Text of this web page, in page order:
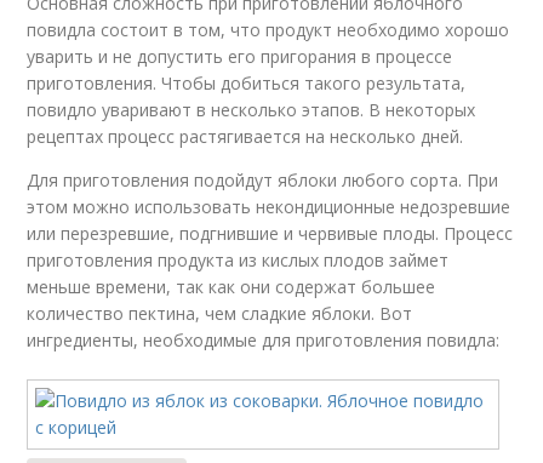
повидла состоит в том, что продукт необходимо хорошо
уварить и не допустить его пригорания в процессе
приготовления. Чтобы добиться такого результата,
повидло уваривают в несколько этапов. В некоторых
рецептах процесс растягивается на несколько дней.
Для приготовления подойдут яблоки любого сорта. При
этом можно использовать некондиционные недозревшие
или перезревшие, подгнившие и червивые плоды. Процесс
приготовления продукта из кислых плодов займет
меньше времени, так как они содержат большее
количество пектина, чем сладкие яблоки. Вот
ингредиенты, необходимые для приготовления повидла: